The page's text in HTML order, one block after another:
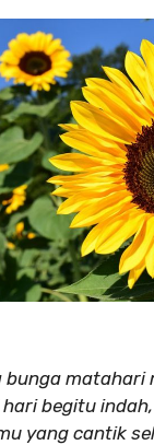
bunga matahari
begitu
yang cantik